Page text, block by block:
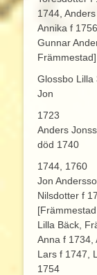
1744,
Annika f
Gunnar
Främmestad]
Glossbo Lilla
Jon
1723
Anders
död 1740
1744, 1760
Jon
Nilsdotter f
Lilla Bäck,
Anna f 1734,
Lars f 1747,
1754